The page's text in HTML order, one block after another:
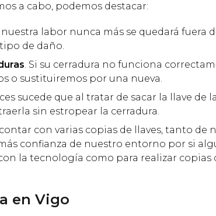
a cabo, podemos destacar:
nuestra labor nunca más se quedará fuera
de daño.
. Si su cerradura no funciona
o sustituiremos por una nueva.
sucede que al tratar de sacar la llave
sin estropear la cerradura.
con varias copias de llaves, tanto de
confianza de nuestro entorno por si
la tecnología como para realizar copias
en Vigo